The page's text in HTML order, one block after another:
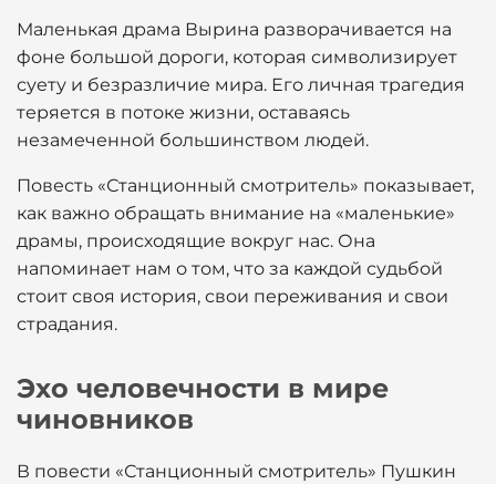
Маленькая драма Вырина разворачивается на
фоне большой дороги, которая символизирует
суету и безразличие мира. Его личная трагедия
теряется в потоке жизни, оставаясь
незамеченной большинством людей.
Повесть «Станционный смотритель» показывает,
как важно обращать внимание на «маленькие»
драмы, происходящие вокруг нас. Она
напоминает нам о том, что за каждой судьбой
стоит своя история, свои переживания и свои
страдания.
Эхо человечности в мире
чиновников
В повести «Станционный смотритель» Пушкин